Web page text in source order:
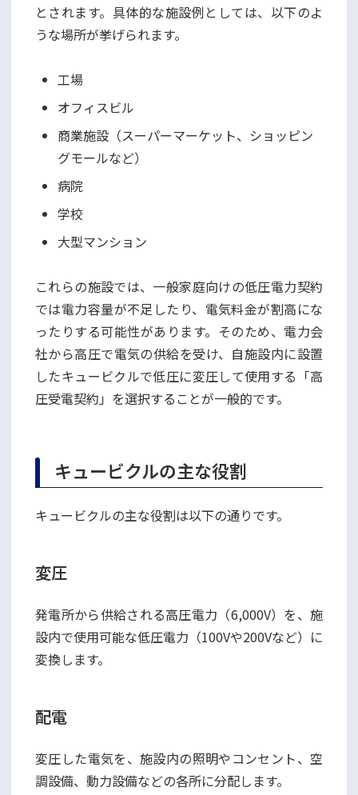
とされます。具体的な施設例としては、以下のよ
うな場所が挙げられます。
工場
オフィスビル
商業施設（スーパーマーケット、ショッピン
グモールなど）
病院
学校
大型マンション
これらの施設では、一般家庭向けの低圧電力契約
では電力容量が不足したり、電気料金が割高にな
ったりする可能性があります。そのため、電力会
社から高圧で電気の供給を受け、自施設内に設置
したキュービクルで低圧に変圧して使用する「高
圧受電契約」を選択することが一般的です。
キュービクルの主な役割
キュービクルの主な役割は以下の通りです。
変圧
発電所から供給される高圧電力（6,000V）を、施
設内で使用可能な低圧電力（100Vや200Vなど）に
変換します。
配電
変圧した電気を、施設内の照明やコンセント、空
調設備、動力設備などの各所に分配します。